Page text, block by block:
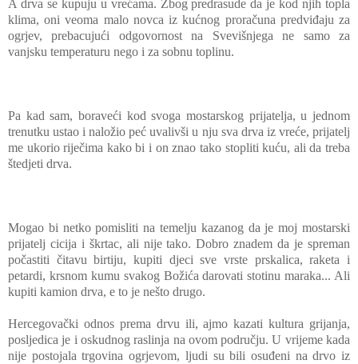
A drva se kupuju u vrećama. Zbog predrasude da je kod njih topla
klima, oni veoma malo novca iz kućnog proračuna predviđaju za
ogrjev, prebacujući odgovornost na Svevišnjega ne samo za
vanjsku temperaturu nego i za sobnu toplinu.
Pa kad sam, boraveći kod svoga mostarskog prijatelja, u jednom
trenutku ustao i naložio peć uvalivši u nju sva drva iz vreće, prijatelj
me ukorio riječima kako bi i on znao tako stopliti kuću, ali da treba
štedjeti drva.
Mogao bi netko pomisliti na temelju kazanog da je moj mostarski
prijatelj cicija i škrtac, ali nije tako. Dobro znadem da je spreman
počastiti čitavu birtiju, kupiti djeci sve vrste prskalica, raketa i
petardi, krsnom kumu svakog Božića darovati stotinu maraka... Ali
kupiti kamion drva, e to je nešto drugo.
Hercegovački odnos prema drvu ili, ajmo kazati kultura grijanja,
posljedica je i oskudnog raslinja na ovom području. U vrijeme kada
nije postojala trgovina ogrjevom, ljudi su bili osuđeni na drvo iz